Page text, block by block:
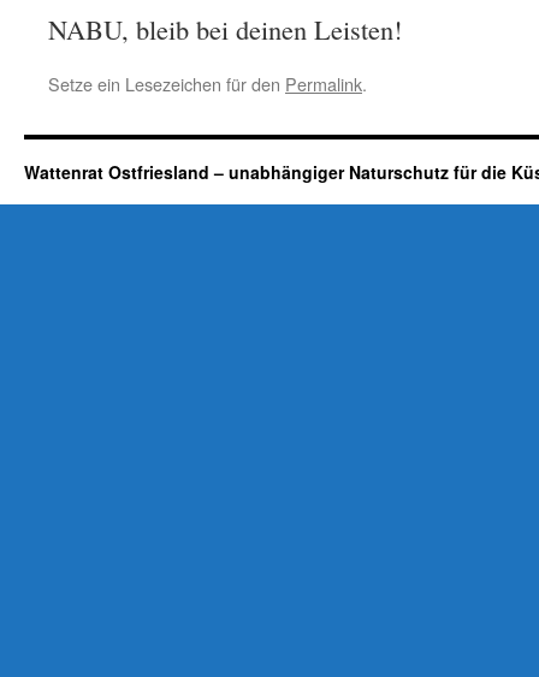
NABU, bleib bei deinen Leisten!
Setze ein Lesezeichen für den Permalink.
Wattenrat Ostfriesland – unabhängiger Naturschutz für die